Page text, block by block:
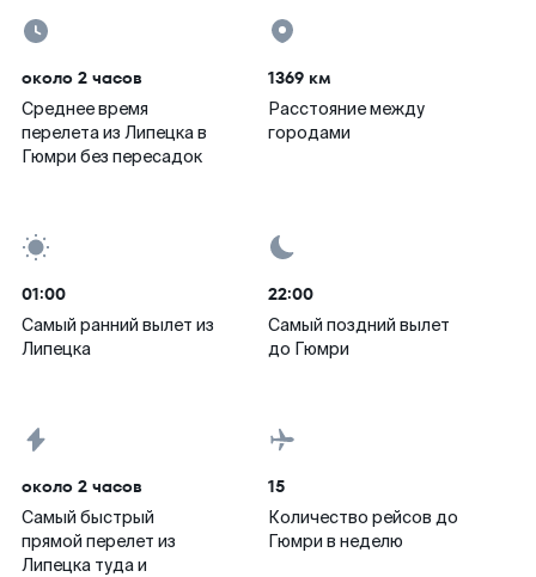
около 2 часов
Среднее время
перелета из Липецка в
Гюмри без пересадок
1369 км
Расстояние между
городами
01:00
Самый ранний вылет из
Липецка
22:00
Самый поздний вылет
до Гюмри
около 2 часов
Самый быстрый
прямой перелет из
Липецка туда и
15
Количество рейсов до
Гюмри в неделю